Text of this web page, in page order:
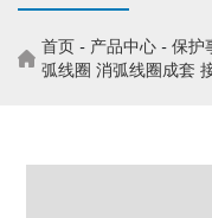
首页 - 产品中心 - 保护
弧线圈 消弧线圈成套